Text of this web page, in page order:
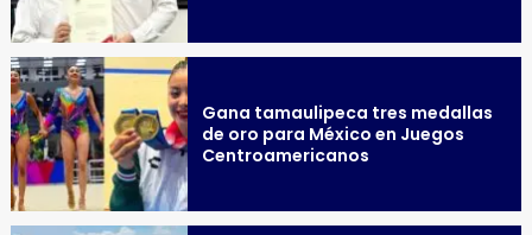
Gana tamaulipeca tres medallas
de oro para México en Juegos
Centroamericanos